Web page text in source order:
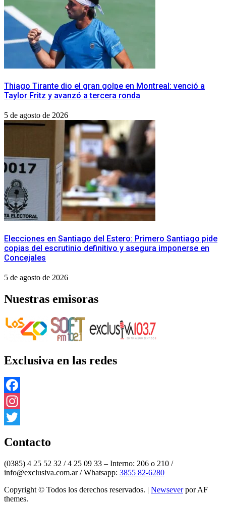
Thiago Tirante dio el gran golpe en Montreal: venció a
Taylor Fritz y avanzó a tercera ronda
5 de agosto de 2026
​Elecciones en Santiago del Estero: Primero Santiago pide
copias del escrutinio definitivo y asegura imponerse en
Concejales
5 de agosto de 2026
Nuestras emisoras
Exclusiva en las redes
Facebook
Instagram
Contacto
(0385) 4 25 52 32 / 4 25 09 33 – Interno: 206 o 210 /
info@exclusiva.com.ar / Whatsapp: 3855 82-6280
Copyright © Todos los derechos reservados. | Newseverpor AF
themes.